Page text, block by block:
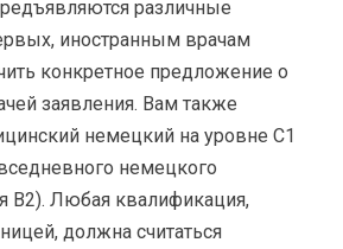
различные
иностранным врачам
конкретное предложение о
заявления. Вам также
немецкий на уровне C1
немецкого
B2). Любая квалификация,
должна считаться